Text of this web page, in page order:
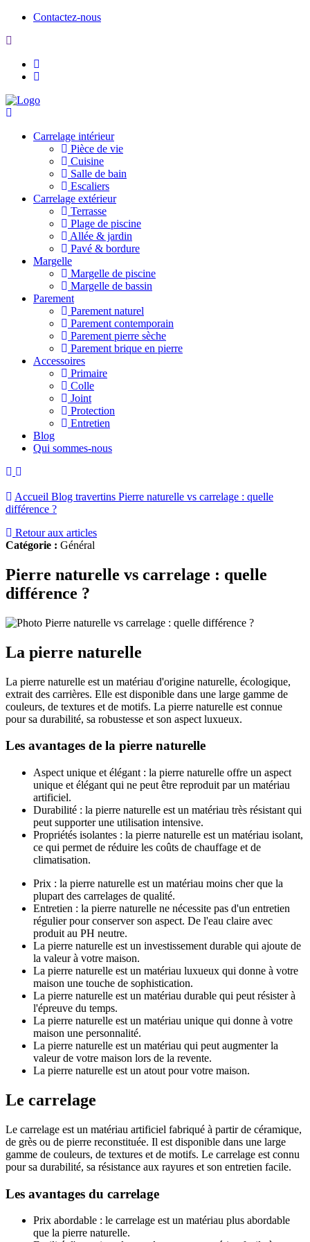
Contactez-nous
Carrelage intérieur
Pièce de vie
Cuisine
Salle de bain
Escaliers
Carrelage extérieur
Terrasse
Plage de piscine
Allée & jardin
Pavé & bordure
Margelle
Margelle de piscine
Margelle de bassin
Parement
Parement naturel
Parement contemporain
Parement pierre sèche
Parement brique en pierre
Accessoires
Primaire
Colle
Joint
Protection
Entretien
Blog
Qui sommes-nous
Accueil Blog travertins Pierre naturelle vs carrelage : quelle
différence ?
Retour aux articles
Catégorie : Général
Pierre naturelle vs carrelage : quelle
différence ?
La pierre naturelle
La pierre naturelle est un matériau d'origine naturelle, écologique,
extrait des carrières. Elle est disponible dans une large gamme de
couleurs, de textures et de motifs. La pierre naturelle est connue
pour sa durabilité, sa robustesse et son aspect luxueux.
Les avantages de la pierre naturelle
Aspect unique et élégant : la pierre naturelle offre un aspect
unique et élégant qui ne peut être reproduit par un matériau
artificiel.
Durabilité : la pierre naturelle est un matériau très résistant qui
peut supporter une utilisation intensive.
Propriétés isolantes : la pierre naturelle est un matériau isolant,
ce qui permet de réduire les coûts de chauffage et de
climatisation.
Prix : la pierre naturelle est un matériau moins cher que la
plupart des carrelages de qualité.
Entretien : la pierre naturelle ne nécessite pas d'un entretien
régulier pour conserver son aspect. De l'eau claire avec
produit au PH neutre.
La pierre naturelle est un investissement durable qui ajoute de
la valeur à votre maison.
La pierre naturelle est un matériau luxueux qui donne à votre
maison une touche de sophistication.
La pierre naturelle est un matériau durable qui peut résister à
l'épreuve du temps.
La pierre naturelle est un matériau unique qui donne à votre
maison une personnalité.
La pierre naturelle est un matériau qui peut augmenter la
valeur de votre maison lors de la revente.
La pierre naturelle est un atout pour votre maison.
Le carrelage
Le carrelage est un matériau artificiel fabriqué à partir de céramique,
de grès ou de pierre reconstituée. Il est disponible dans une large
gamme de couleurs, de textures et de motifs. Le carrelage est connu
pour sa durabilité, sa résistance aux rayures et son entretien facile.
Les avantages du carrelage
Prix abordable : le carrelage est un matériau plus abordable
que la pierre naturelle.